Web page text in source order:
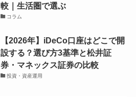
較｜生活圏で選ぶ
コラム
【2026年】iDeCo口座はどこで開
設する？選び方3基準と松井証
券・マネックス証券の比較
投資・資産運用